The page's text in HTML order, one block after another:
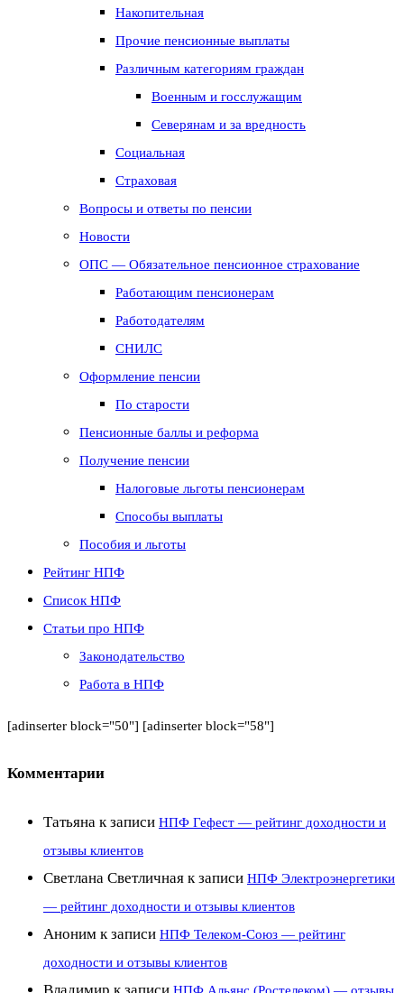
Накопительная
Прочие пенсионные выплаты
Различным категориям граждан
Военным и госслужащим
Северянам и за вредность
Социальная
Страховая
Вопросы и ответы по пенсии
Новости
ОПС — Обязательное пенсионное страхование
Работающим пенсионерам
Работодателям
СНИЛС
Оформление пенсии
По старости
Пенсионные баллы и реформа
Получение пенсии
Налоговые льготы пенсионерам
Способы выплаты
Пособия и льготы
Рейтинг НПФ
Список НПФ
Статьи про НПФ
Законодательство
Работа в НПФ
[adinserter block="50"] [adinserter block="58"]
Комментарии
Татьяна к записи НПФ Гефест — рейтинг доходности и
отзывы клиентов
Светлана Светличная к записи НПФ Электроэнергетики
— рейтинг доходности и отзывы клиентов
Аноним к записи НПФ Телеком-Союз — рейтинг
доходности и отзывы клиентов